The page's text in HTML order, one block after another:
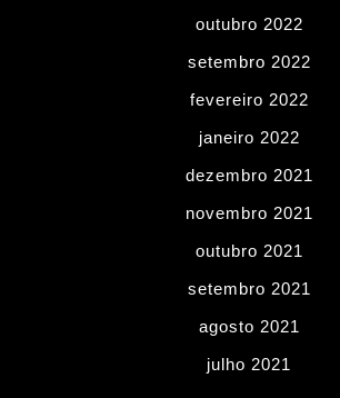
outubro 2022
setembro 2022
fevereiro 2022
janeiro 2022
dezembro 2021
novembro 2021
outubro 2021
setembro 2021
agosto 2021
julho 2021